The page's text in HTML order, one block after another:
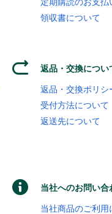
領収書について
返品・交換につい
返品・交換ポリシ
受付方法について
返送先について
当社へのお問い合
当社商品のご利用